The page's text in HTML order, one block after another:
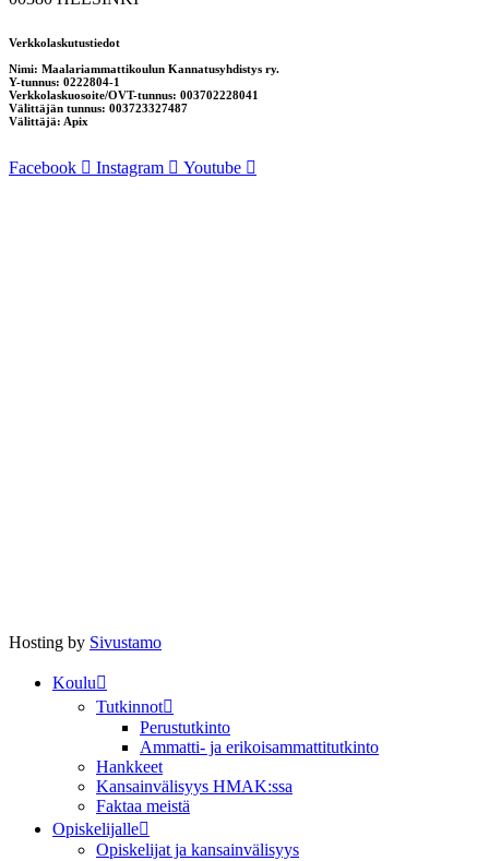
Verkkolaskutustiedot
Nimi: Maalariammattikoulun Kannatusyhdistys ry.
Y-tunnus: 0222804-1
Verkkolaskuosoite/OVT-tunnus: 003702228041
Välittäjän tunnus: 003723327487
Välittäjä: Apix
Facebook Instagram Youtube
Hosting by Sivustamo
Koulu
Tutkinnot
Perustutkinto
Ammatti- ja erikoisammattitutkinto
Hankkeet
Kansainvälisyys HMAK:ssa
Faktaa meistä
Opiskelijalle
Opiskelijat ja kansainvälisyys